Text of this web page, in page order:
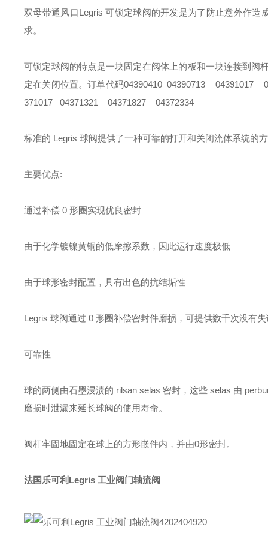
双母带通风口Legris 可锁定球阀的开发是为了防止意外作
求。
可锁定球阀的特点是一块固定在阀体上的板和一块连接到阀
定在关闭位置。订单代码04390410 04390713 04391017
371017 04371321 04371827 04372334
标准的 Legris 球阀提供了一种可靠的打开和关闭流体系统的
主要优点:
通过补偿 0 形圈实现优良密封
由于化学镀镍黄铜的低摩擦系数，因此运行速度极低
由于球形密封配置，具有出色的抗结垢性
Legris 球阀通过 0 形圈补偿密封件磨损，可提供数千次没有
可靠性
球的两侧由石墨浸渍的 rilsan selas 密封，这些 selas 由
磨损时泄漏来延长球阀的使用寿命。
阀杆牢固地固定在球上的方形嵌件内，并由0形密封。
法国乐可利Legris 工业阀门轴流阀